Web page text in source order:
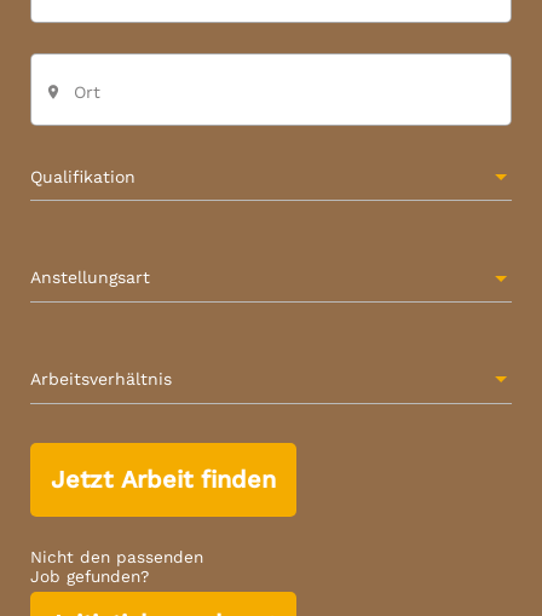
place Ort
Qualifikation
Anstellungsart
Arbeitsverhältnis
Jetzt Arbeit finden
Nicht den passenden
Job gefunden?